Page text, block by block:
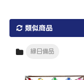
類似商品
縁日備品